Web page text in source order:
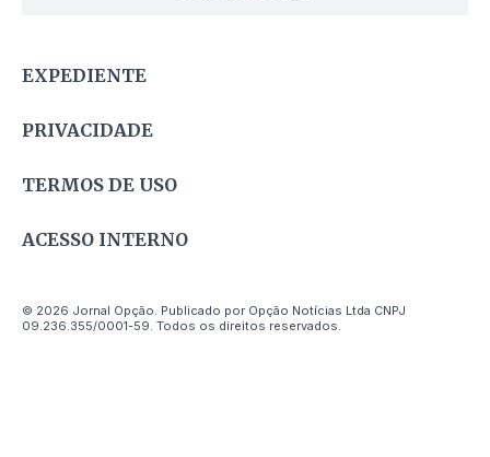
EXPEDIENTE
PRIVACIDADE
TERMOS DE USO
ACESSO INTERNO
© 2026 Jornal Opção. Publicado por Opção Notícias Ltda CNPJ
09.236.355/0001-59. Todos os direitos reservados.